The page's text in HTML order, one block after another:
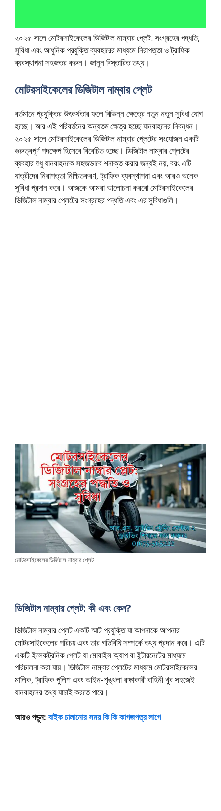
২০২৫ সালে মোটরসাইকেলের ডিজিটাল নাম্বার প্লেট: সংগ্রহের পদ্ধতি,
সুবিধা এবং আধুনিক প্রযুক্তি ব্যবহারের মাধ্যমে নিরাপত্তা ও ট্রাফিক
ব্যবস্থাপনা সহজতর করুন। জানুন বিস্তারিত তথ্য।
মোটরসাইকেলের ডিজিটাল নাম্বার প্লেট
বর্তমানে প্রযুক্তির উৎকর্ষতার ফলে বিভিন্ন ক্ষেত্রে নতুন নতুন সুবিধা যোগ
হচ্ছে। আর এই পরিবর্তনের অন্যতম ক্ষেত্র হচ্ছে যানবাহনের নিবন্ধন।
২০২৫ সালে মোটরসাইকেলের ডিজিটাল নাম্বার প্লেটের সংযোজন একটি
গুরুত্বপূর্ণ পদক্ষেপ হিসেবে বিবেচিত হচ্ছে। ডিজিটাল নাম্বার প্লেটের
ব্যবহার শুধু যানবাহনকে সহজভাবে শনাক্ত করার জন্যই নয়, বরং এটি
যাত্রীদের নিরাপত্তা নিশ্চিতকরণ, ট্রাফিক ব্যবস্থাপনা এবং আরও অনেক
সুবিধা প্রদান করে। আজকে আমরা আলোচনা করবো মোটরসাইকেলের
ডিজিটাল নাম্বার প্লেটের সংগ্রহের পদ্ধতি এবং এর সুবিধাগুলি।
মোটরসাইকেলের ডিজিটাল নাম্বার প্লেট
ডিজিটাল নাম্বার প্লেট: কী এবং কেন?
ডিজিটাল নাম্বার প্লেট একটি স্মার্ট প্রযুক্তি যা আপনাকে আপনার
মোটরসাইকেলের পরিচয় এবং তার গতিবিধি সম্পর্কে তথ্য প্রদান করে। এটি
একটি ইলেকট্রনিক প্লেট যা মোবাইল অ্যাপ বা ইন্টারনেটের মাধ্যমে
পরিচালনা করা যায়। ডিজিটাল নাম্বার প্লেটের মাধ্যমে মোটরসাইকেলের
মালিক, ট্রাফিক পুলিশ এবং আইন-শৃঙ্খলা রক্ষাকারী বাহিনী খুব সহজেই
যানবাহনের তথ্য যাচাই করতে পারে।
আরও পড়ুন: বাইক চালানোর সময় কি কি কাগজপত্র লাগে